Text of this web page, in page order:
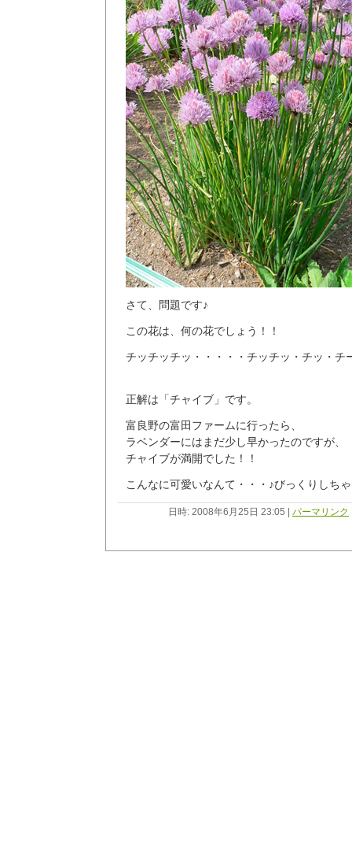
さて、問題です♪
この花は、何の花でしょう！！
チッチッチッ・・・・・チッチッ・チッ・チ
正解は「チャイブ」です。
富良野の富田ファームに行ったら、
ラベンダーにはまだ少し早かったのですが、
チャイブが満開でした！！
こんなに可愛いなんて・・・♪びっくりしち
日時: 2008年6月25日 23:05 パーマリンク